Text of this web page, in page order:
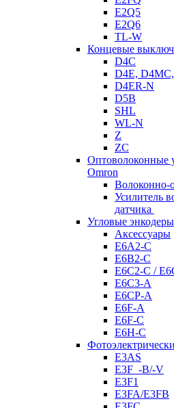
E2Q5
E2Q6
TL-W
Концевые
D4C
D4E,
D4ER-N
D5B
SHL
WL-N
Z
ZC
Оптоволоконные
Omron
Волоконно-
Усилитель
датчика
Угловые энкодеры
Аксессуары
E6A2-C
E6B2-C
E6C2-C /
E6C3-A
E6CP-A
E6F-A
E6F-C
E6H-C
E3AS
E3F_-B/-V
E3F1
E3FA/E3FB